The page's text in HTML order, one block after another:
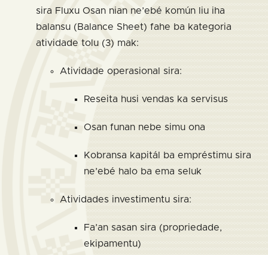
sira Fluxu Osan nian ne’ebé komún liu iha
balansu (Balance Sheet) fahe ba kategoria
atividade tolu (3) mak:
Atividade operasional sira:
Reseita husi vendas ka servisus
Osan funan nebe simu ona
Kobransa kapitál ba empréstimu sira
ne’ebé halo ba ema seluk
Atividades investimentu sira:
Fa’an sasan sira (propriedade,
ekipamentu)